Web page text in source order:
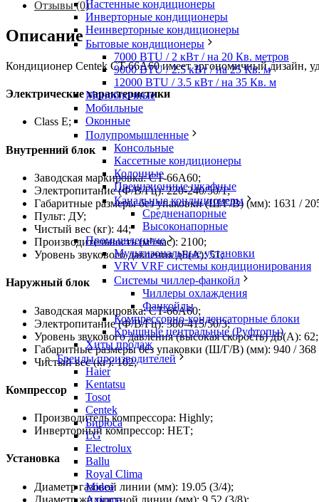
Настенные кондиционеры
Инверторные кондиционеры
Неинверторные кондиционеры
Бытовые кондиционеры
7000 BTU / 2 кВт / на 20 Кв. метров
9000 BTU / 2.5 кВт / на 25 Кв. м
12000 BTU / 3.5 кВт / на 35 Кв. м
Моноблочные
Мобильные
Оконные
Полупромышленные
Консольные
Кассетные кондиционеры
Колонные
Прецизионные шкафные
Канальные кондиционеры
Средненапорные
Высоконапорные
Промышленные
Мультизональные установки
VRV VRF системы кондиционирования
Системы чиллер-фанкойл
Чиллеры охлаждения
Фанкойлы
Компрессорно-конденсаторные блоки
Крышные центральные (Руфтопы)
Хиты продаж
Бренды производителей
Haier
Kentatsu
Tosot
Centek
Бирюса
LG
Electrolux
Ballu
Royal Clima
Midea
Axioma
Отзывы (0)
Описание
Кондиционер Centek CT-66A60 имеет эргономичный дизайн,
Электрические характеристики
Class E;
Внутренний блок
Заводская маркировка: CT-66A60;
Электропитание (Ф/В/Гц): 220-240/50/1;
Габаритные размеры без упаковки (Ш/Г/В) (мм): 1631 /
Пульт: ДУ;
Чистый вес (кг): 44;
Производительность (м³/час): 2100;
Уровень звукового давления дБ(А): 51;
Наружный блок
Заводская маркировка: CT-66A60;
Электропитание (Ф/В/Гц): 380-415/50/3;
Уровень звукового давления (высокая скорость) дБ(А): 62;
Габаритные размеры без упаковки (Ш/Г/В) (мм): 940 / 368
Чистый вес (кг): 102;
Компрессор
Производитель компрессора: Highly;
Инверторный компрессор: НЕТ;
Установка
Диаметр газовой линии (мм): 19.05 (3/4);
Диаметр жидкостной линии (мм): 9,52 (3/8);